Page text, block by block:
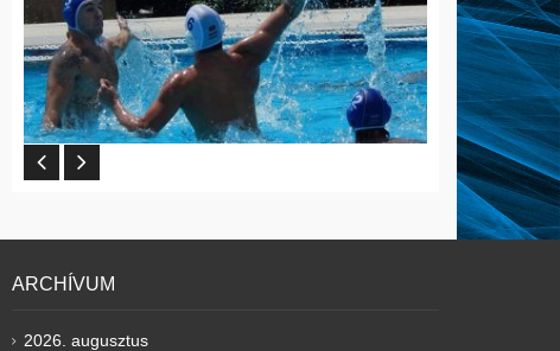
ARCHÍVUM
2026. augusztus